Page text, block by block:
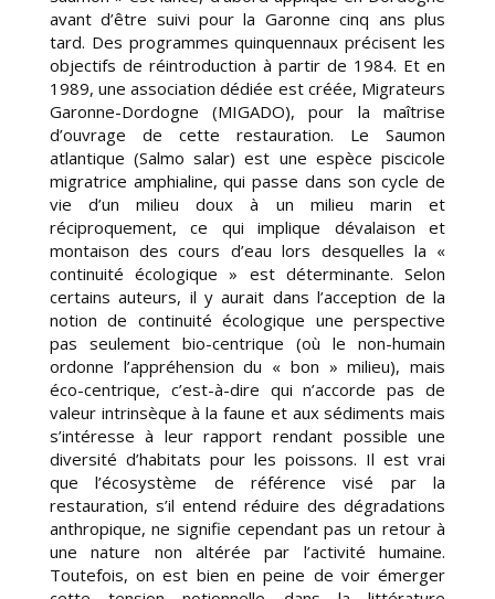
avant d’être suivi pour la Garonne cinq ans plus
tard. Des programmes quinquennaux précisent les
objectifs de réintroduction à partir de 1984. Et en
1989, une association dédiée est créée, Migrateurs
Garonne-Dordogne (MIGADO), pour la maîtrise
d’ouvrage de cette restauration. Le Saumon
atlantique (Salmo salar) est une espèce piscicole
migratrice amphialine, qui passe dans son cycle de
vie d’un milieu doux à un milieu marin et
réciproquement, ce qui implique dévalaison et
montaison des cours d’eau lors desquelles la «
continuité écologique » est déterminante. Selon
certains auteurs, il y aurait dans l’acception de la
notion de continuité écologique une perspective
pas seulement bio-centrique (où le non-humain
ordonne l’appréhension du « bon » milieu), mais
éco-centrique, c’est-à-dire qui n’accorde pas de
valeur intrinsèque à la faune et aux sédiments mais
s’intéresse à leur rapport rendant possible une
diversité d’habitats pour les poissons. Il est vrai
que l’écosystème de référence visé par la
restauration, s’il entend réduire des dégradations
anthropique, ne signifie cependant pas un retour à
une nature non altérée par l’activité humaine.
Toutefois, on est bien en peine de voir émerger